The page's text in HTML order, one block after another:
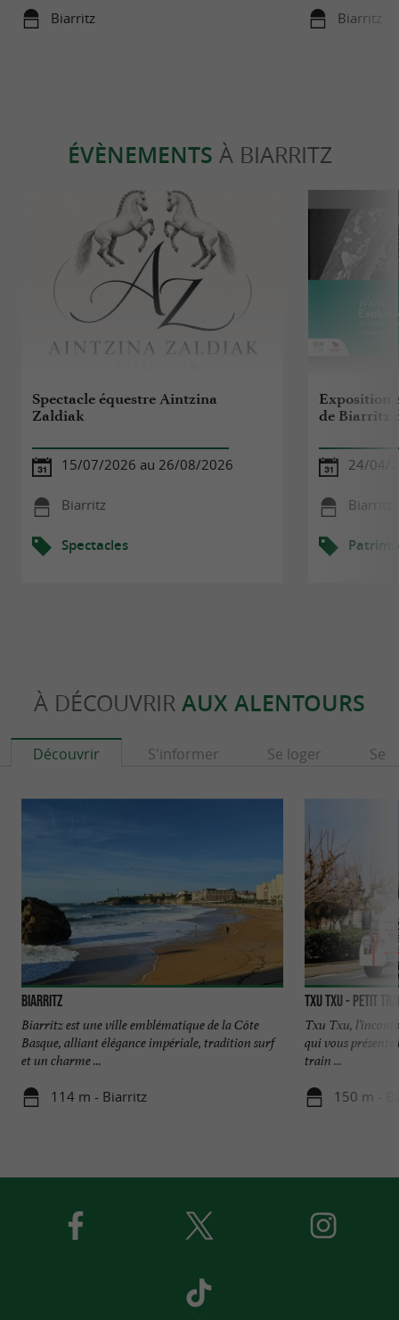
Biarritz Biarritz
ÉVÈNEMENTS À BIARRITZ
Spectacle équestre Aintzina
Zaldiak
15/07/2026 au 26/08/2026
Biarritz
Spectacles
Exposition
de Biarritz
24/04/
Biarritz
À DÉCOUVRIR AUX ALENTOURS
Découvrir S'informer Se loger Se
Biarritz
Biarritz est une ville emblématique de la Côte
Basque, alliant élégance impériale, tradition surf
et un charme ...
114 m - Biarritz
TXU TXU - Petit
Txu Txu,
qui vous
train ...
150 m -